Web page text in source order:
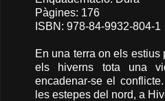
Pàgines: 176
ISBN: 978-84-9932-804-1
En una terra on els estius
els hiverns tota una
encadenar-se el
les estepes del nord, a